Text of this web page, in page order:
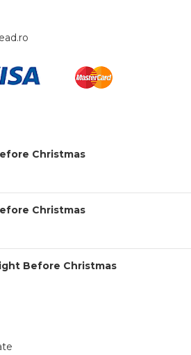
Christmas
Christmas
Before Christmas